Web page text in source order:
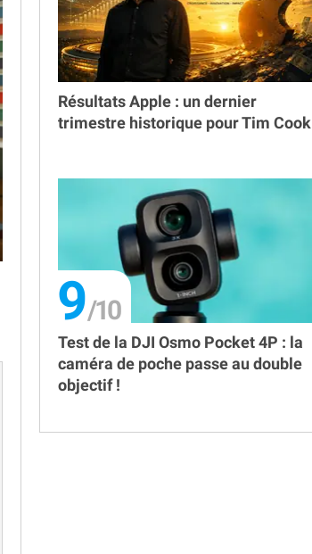
Résultats Apple : un dernier
trimestre historique pour Tim Cook
9
Test de la DJI Osmo Pocket 4P : la
caméra de poche passe au double
objectif !